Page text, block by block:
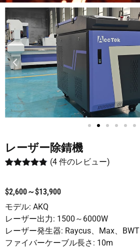
レーザー除錆機
く5段階評
価のうち、
4.75点
(4 件のレビュー)
$2,600～$13,900
モデル: AKQ
レーザー出力: 1500～6000W
レーザー発生器: Raycus、Max、BWT
ファイバーケーブル長さ: 10m